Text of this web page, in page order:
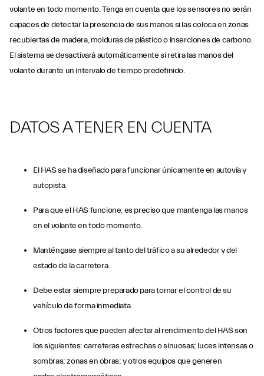
volante en todo momento. Tenga en cuenta que los sensores no serán
capaces de detectar la presencia de sus manos si las coloca en zonas
recubiertas de madera, molduras de plástico o inserciones de carbono.
El sistema se desactivará automáticamente si retira las manos del
volante durante un intervalo de tiempo predefinido.
DATOS A TENER EN CUENTA
El HAS se ha diseñado para funcionar únicamente en autovía y
autopista.
Para que el HAS funcione, es preciso que mantenga las manos
en el volante en todo momento.
Manténgase siempre al tanto del tráfico a su alrededor y del
estado de la carretera.
Debe estar siempre preparado para tomar el control de su
vehículo de forma inmediata.
Otros factores que pueden afectar al rendimiento del HAS son
los siguientes: carreteras estrechas o sinuosas; luces intensas o
sombras; zonas en obras; y otros equipos que generen